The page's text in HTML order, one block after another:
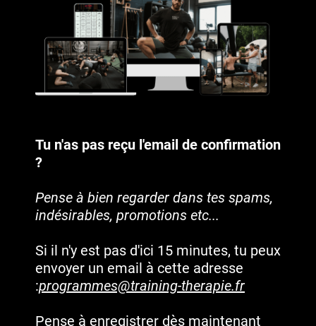
Tu n'as pas reçu l'email de confirmation
?
Pense à bien regarder dans tes spams,
indésirables, promotions etc...
Si il n'y est pas d'ici 15 minutes, tu peux
envoyer un email à cette adresse
:programmes@training-therapie.fr
Pense à enregistrer dès maintenant